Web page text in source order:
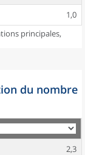
1,0
principales,
du nombre
2,3